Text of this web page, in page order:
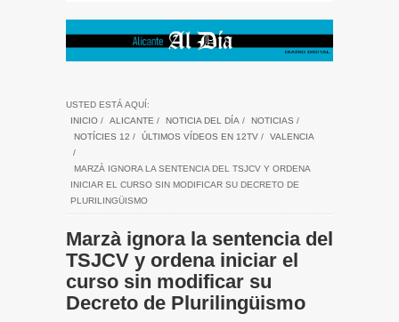
USTED ESTÁ AQUÍ:
INICIO / ALICANTE / NOTICIA DEL DÍA / NOTICIAS /
NOTÍCIES 12 / ÚLTIMOS VÍDEOS EN 12TV /
VALENCIA
/
MARZÀ IGNORA LA SENTENCIA DEL TSJCV Y ORDENA
INICIAR EL CURSO SIN MODIFICAR SU DECRETO DE
PLURILINGÜISMO
Marzà ignora la sentencia del
TSJCV y ordena iniciar el
curso sin modificar su
Decreto de Plurilingüismo